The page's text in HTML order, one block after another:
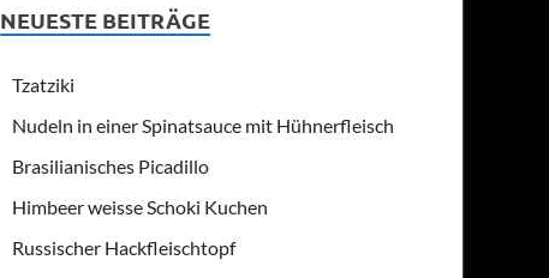
NEUESTE BEITRÄGE
Tzatziki
Nudeln in einer Spinatsauce mit Hühnerfleisch
Brasilianisches Picadillo
Himbeer weisse Schoki Kuchen
Russischer Hackfleischtopf